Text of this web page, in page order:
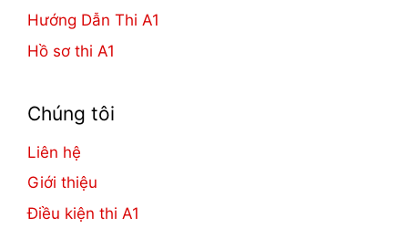
Hướng Dẫn Thi A1
Hồ sơ thi A1
Chúng tôi
Liên hệ
Giới thiệu
Điều kiện thi A1